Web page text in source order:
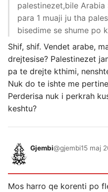
palestinezet,bile
para 1 muaji ju tha
bisedime se shume po
Shif, shif. Vendet arabe,
drejtesise? Palestinezet
pa te drejte kthimi,
Nuk do te ishte me
Perderisa nuk i perkrah
keshtu?
Gjembi@gjembi15 maj
Mos harro qe korenti po